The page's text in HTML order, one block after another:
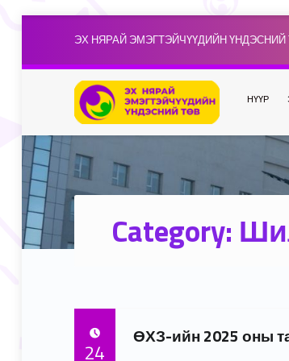
ЭХ НЯРАЙ ЭМЭГТЭЙЧҮҮДИЙН ҮНДЭСНИЙ
НҮҮР
Category:
ӨХЗ-ийн 2025 оны
24